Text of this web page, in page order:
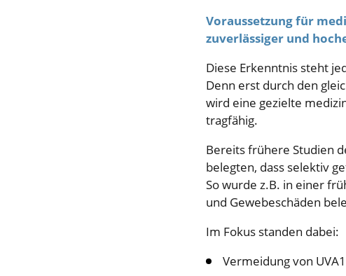
Voraussetzung für
zuverlässiger und
Diese Erkenntnis steht
Denn erst durch den
wird eine gezielte
tragfähig.
Bereits frühere Studien
belegten, dass selektiv
So wurde z.B. in einer
und Gewebeschäden
Im Fokus standen dabei:
Vermeidung von